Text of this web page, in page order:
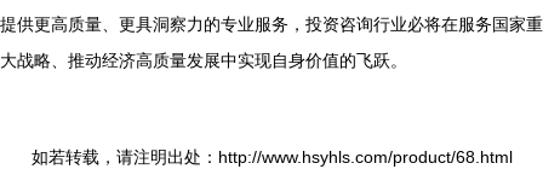
提供更高质量、更具洞察力的专业服务，投资咨询行业必将在服务国家重
大战略、推动经济高质量发展中实现自身价值的飞跃。
如若转载，请注明出处：http://www.hsyhls.com/product/68.html